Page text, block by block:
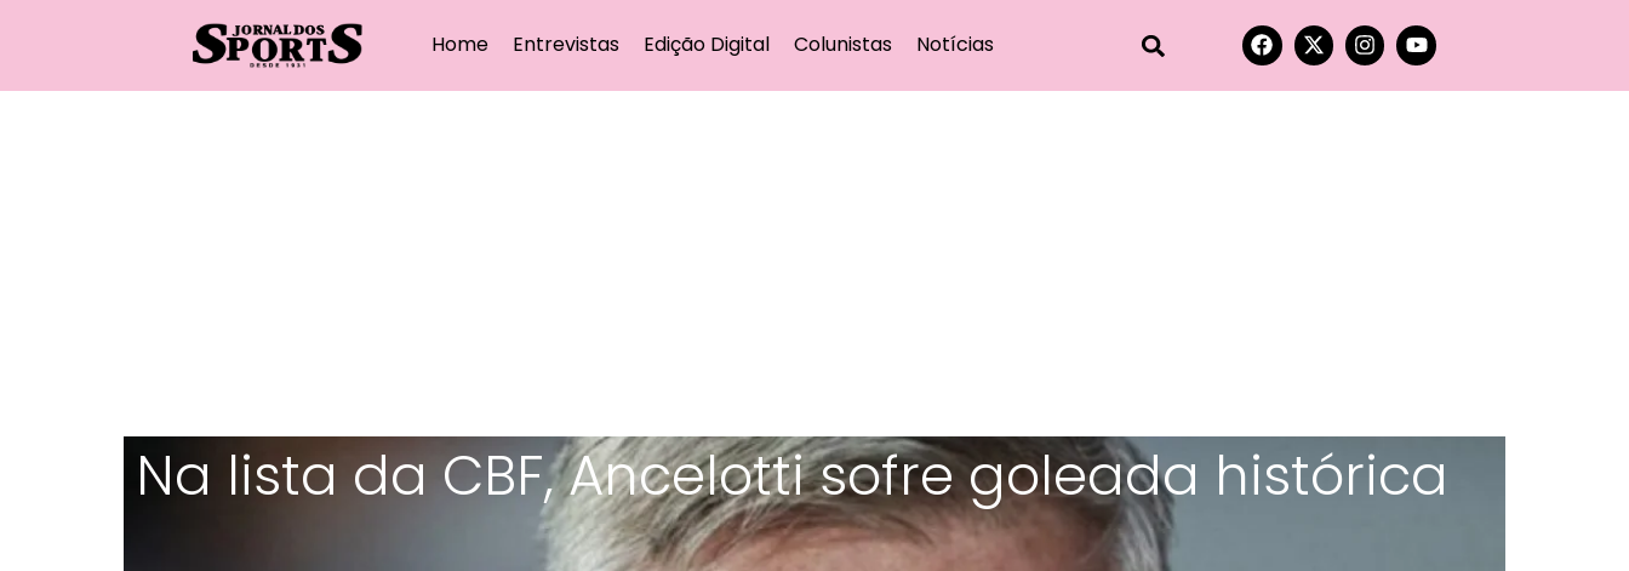
Home Entrevistas Edição Digital Colunistas Notícias
Na lista da CBF, Ancelotti sofre goleada histórica